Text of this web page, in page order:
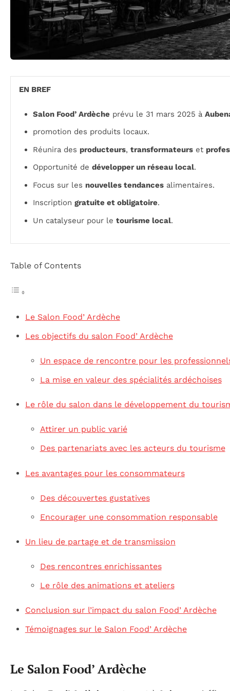
EN BREF
Salon Food’ Ardèche prévu le 31 mars 2025 à
promotion des produits locaux.
Réunira des producteurs, transformateurs et
Opportunité de développer un réseau local.
Focus sur les nouvelles tendances alimentaires.
Inscription gratuite et obligatoire.
Un catalyseur pour le tourisme local.
Table of Contents
Le Salon Food’ Ardèche
Les objectifs du salon Food’ Ardèche
Un espace de rencontre pour les
La mise en valeur des spécialités ardéchoises
Le rôle du salon dans le développement du
Attirer un public varié
Des partenariats avec les acteurs du tourisme
Les avantages pour les consommateurs
Des découvertes gustatives
Encourager une consommation responsable
Un lieu de partage et de transmission
Des rencontres enrichissantes
Le rôle des animations et ateliers
Conclusion sur l’impact du salon Food’ Ardèche
Témoignages sur le Salon Food’ Ardèche
Le Salon Food’ Ardèche